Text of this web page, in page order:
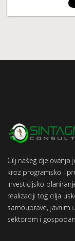
Cilj našeg
kroz programsko i
investicijsko
realizaciji tog cilja
samouprave, javnim
sektorom i